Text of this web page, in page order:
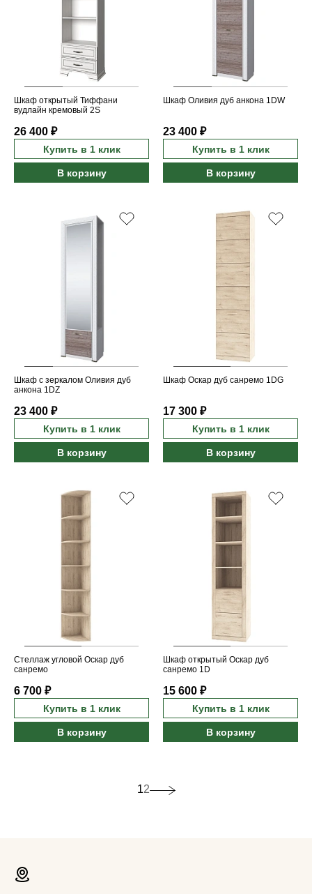
Шкаф открытый Тиффани
вудлайн кремовый 2S
26 400 ₽
Купить в 1 клик
В корзину
Шкаф Оливия дуб анкона 1DW
23 400 ₽
Купить в 1 клик
В корзину
Шкаф с зеркалом Оливия дуб
анкона 1DZ
23 400 ₽
Купить в 1 клик
В корзину
Шкаф Оскар дуб санремо 1DG
17 300 ₽
Купить в 1 клик
В корзину
Стеллаж угловой Оскар дуб
санремо
6 700 ₽
Купить в 1 клик
В корзину
Шкаф открытый Оскар дуб
санремо 1D
15 600 ₽
Купить в 1 клик
В корзину
12